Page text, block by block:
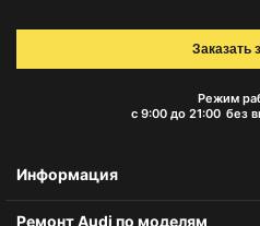
Режим
с 9:00 до 21:00 без
Заказать
Информация
Ремонт Audi по моделям